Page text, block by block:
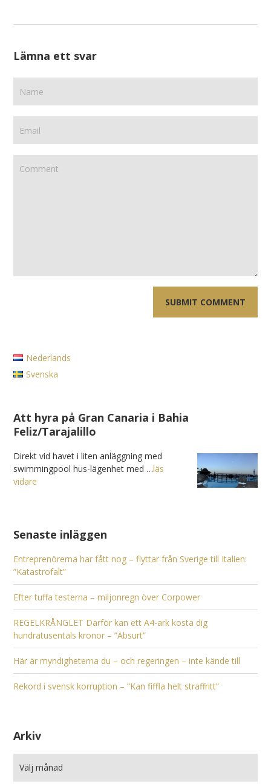
Lämna ett svar
Nederlands
Svenska
Att hyra på Gran Canaria i Bahia
Feliz/Tarajalillo
Direkt vid havet i liten anläggning med
swimmingpool hus-lägenhet med …läs
vidare
Senaste inläggen
Entreprenörerna har fått nog – flyttar från Sverige till Italien:
”Katastrofalt”
Efter tuffa testerna – miljonregn över Corpower
REGELKRÅNGLET Därför kan ett A4-ark kosta dig
hundratusentals kronor – ”Absurt”
Här är myndigheterna du – och regeringen – inte kände till
Rekord i svensk korruption – ”Kan fiffla helt straffritt”
Arkiv